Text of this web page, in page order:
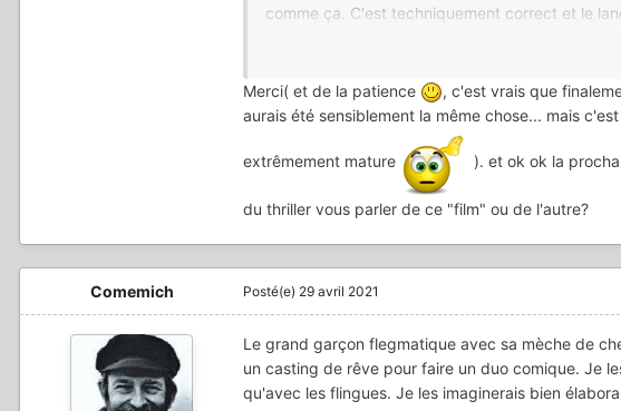
comme ça. C'est techniquement correct et le
Merci( et de la patience
, c'est vrais que
aurais été sensiblement la même chose... mais
extrêmement mature ). et ok ok la
du thriller vous parler de ce "film" ou de l'autre?
Comemich Posté(e) 29 avril 2021
Le grand garçon flegmatique avec sa mèche de
un casting de rêve pour faire un duo comique. Je
qu'avec les flingues. Je les imaginerais bien